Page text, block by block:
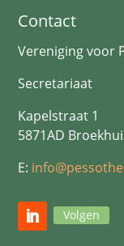
Contact
Vereniging voor
Secretariaat
Kapelstraat 1
5871AD
E:
Volgen